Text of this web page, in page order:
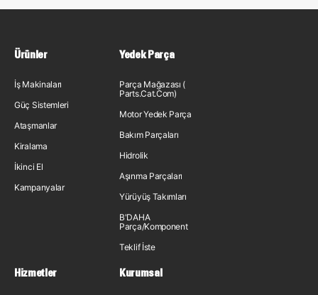
Ürünler
İş Makinaları
Güç Sistemleri
Ataşmanlar
Kiralama
İkinci El
Kampanyalar
Yedek Parça
Parça Mağazası (
Parts.Cat.Com)
Motor Yedek Parça
Bakım Parçaları
Hidrolik
Aşınma Parçaları
Yürüyüş Takımları
B'DAHA
Parça/Komponent
Teklif İste
Hizmetler Kurumsal